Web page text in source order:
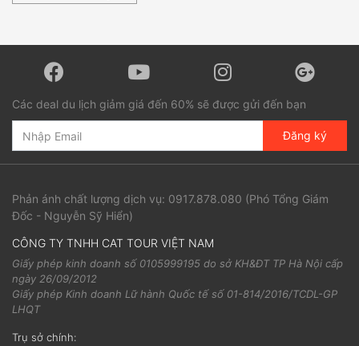
Các deal du lịch giảm giá đến 60% sẽ được gửi đến bạn
Đăng ký
Phản ánh chất lượng dịch vụ: 0917.878.080 (Phó Tổng Giám
Đốc - Nguyễn Sỹ Hiển)
CÔNG TY TNHH CAT TOUR VIỆT NAM
Giấy phép kinh doanh số 0105999195 do sở KH&ĐT TP Hà Nội cấp
ngày 26/09/2012
Giấy phép Kinh doanh Lữ hành Quốc tế số 01-814/2016/TCDL-GP
LHQT
Trụ sở chính: